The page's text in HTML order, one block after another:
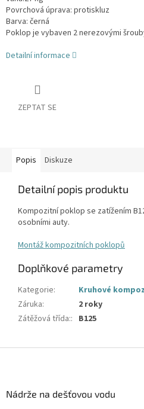
Povrchová úprava: protiskluz
Barva: černá
Poklop je vybaven 2 nerezovými
Detailní informace
ZEPTAT SE
Popis Diskuze
Detailní popis produktu
Kompozitní poklop se zatížením
osobními auty.
Montáž kompozitních poklopů
Doplňkové parametry
Kategorie:
Kruhové
Záruka:
2 roky
Zátěžová třída:: B125
Nádrže na dešťovou vodu